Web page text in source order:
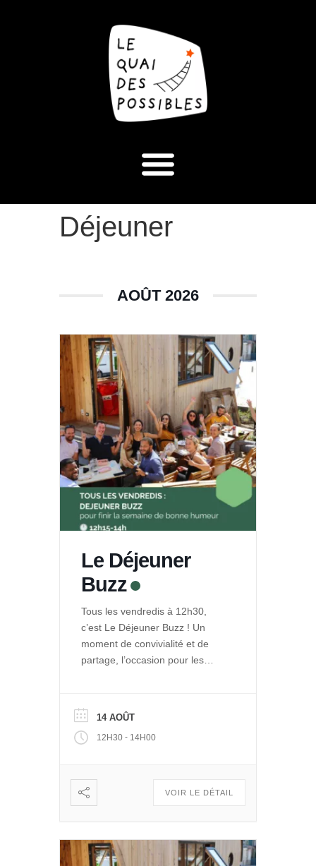
Déjeuner
AOÛT 2026
Le Déjeuner
Buzz
Tous les vendredis à 12h30,
c’est Le Déjeuner Buzz ! Un
moment de convivialité et de
partage, l’occasion pour les
autour d’un repas. Et pour le
public de découvrir les projets
engagés qui se développent
: […]
14 AOÛT
12H30 - 14H00
VOIR LE DÉTAIL